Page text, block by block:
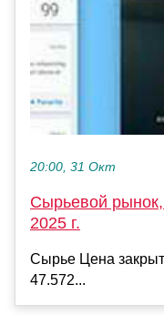
20:00, 31 Окт
Сырьевой рынок,
2025 г.
Сырье Цена
47.572...